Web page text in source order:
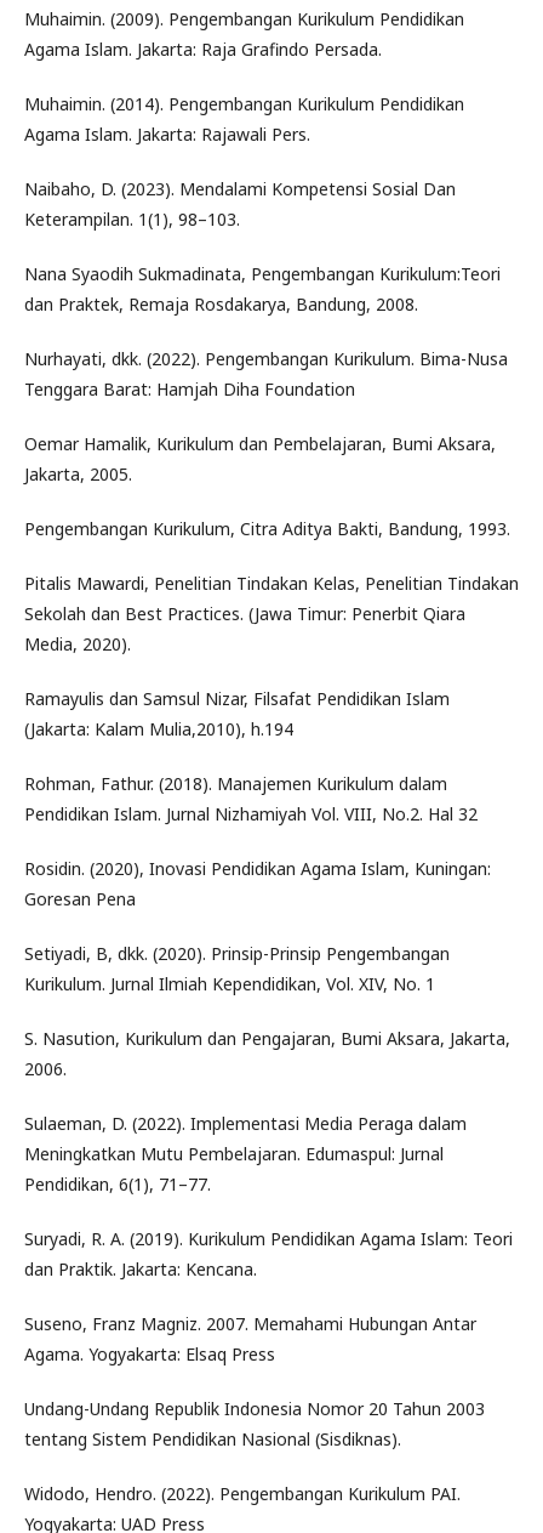
Muhaimin. (2009). Pengembangan Kurikulum Pendidikan
Agama Islam. Jakarta: Raja Grafindo Persada.
Muhaimin. (2014). Pengembangan Kurikulum Pendidikan
Agama Islam. Jakarta: Rajawali Pers.
Naibaho, D. (2023). Mendalami Kompetensi Sosial Dan
Keterampilan. 1(1), 98–103.
Nana Syaodih Sukmadinata, Pengembangan Kurikulum:Teori
dan Praktek, Remaja Rosdakarya, Bandung, 2008.
Nurhayati, dkk. (2022). Pengembangan Kurikulum. Bima-Nusa
Tenggara Barat: Hamjah Diha Foundation
Oemar Hamalik, Kurikulum dan Pembelajaran, Bumi Aksara,
Jakarta, 2005.
Pengembangan Kurikulum, Citra Aditya Bakti, Bandung, 1993.
Pitalis Mawardi, Penelitian Tindakan Kelas, Penelitian Tindakan
Sekolah dan Best Practices. (Jawa Timur: Penerbit Qiara
Media, 2020).
Ramayulis dan Samsul Nizar, Filsafat Pendidikan Islam
(Jakarta: Kalam Mulia,2010), h.194
Rohman, Fathur. (2018). Manajemen Kurikulum dalam
Pendidikan Islam. Jurnal Nizhamiyah Vol. VIII, No.2. Hal 32
Rosidin. (2020), Inovasi Pendidikan Agama Islam, Kuningan:
Goresan Pena
Setiyadi, B, dkk. (2020). Prinsip-Prinsip Pengembangan
Kurikulum. Jurnal Ilmiah Kependidikan, Vol. XIV, No. 1
S. Nasution, Kurikulum dan Pengajaran, Bumi Aksara, Jakarta,
2006.
Sulaeman, D. (2022). Implementasi Media Peraga dalam
Meningkatkan Mutu Pembelajaran. Edumaspul: Jurnal
Pendidikan, 6(1), 71–77.
Suryadi, R. A. (2019). Kurikulum Pendidikan Agama Islam: Teori
dan Praktik. Jakarta: Kencana.
Suseno, Franz Magniz. 2007. Memahami Hubungan Antar
Agama. Yogyakarta: Elsaq Press
Undang-Undang Republik Indonesia Nomor 20 Tahun 2003
tentang Sistem Pendidikan Nasional (Sisdiknas).
Widodo, Hendro. (2022). Pengembangan Kurikulum PAI.
Yogyakarta: UAD Press